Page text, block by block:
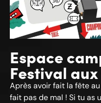
Espace
Festival
Après avoir fait la fête
fait pas de mal ! Si tu as